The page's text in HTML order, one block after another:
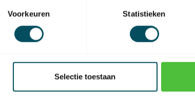
Voorkeuren Statistieken
Selectie toestaan
Affiliated to Home shopping guarantee
Information